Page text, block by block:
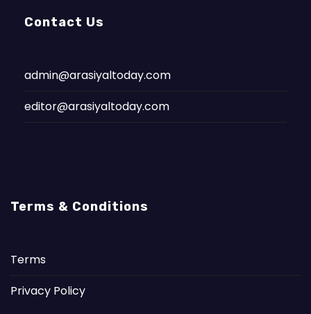
Contact Us
admin@arasiyaltoday.com
editor@arasiyaltoday.com
Terms & Conditions
Terms
Privacy Policy